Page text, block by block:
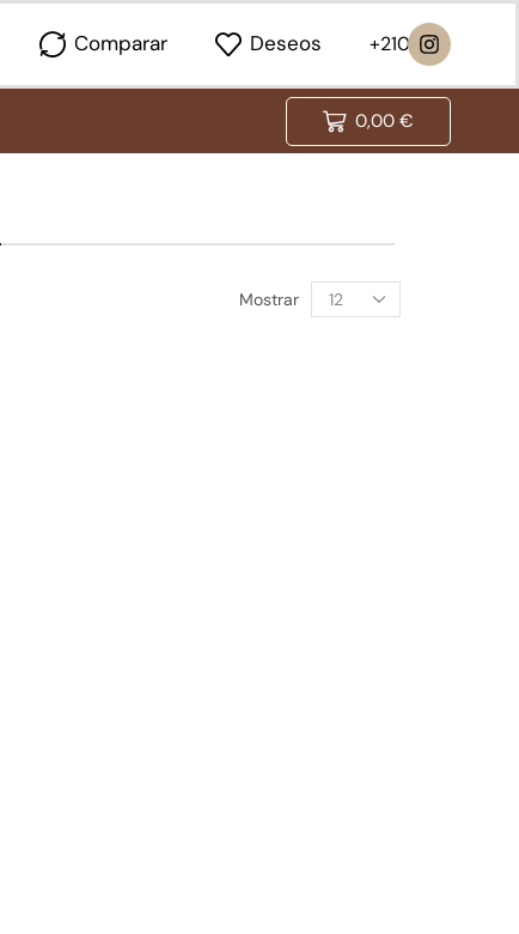
Comparar Deseos
0,00 €
Mostrar